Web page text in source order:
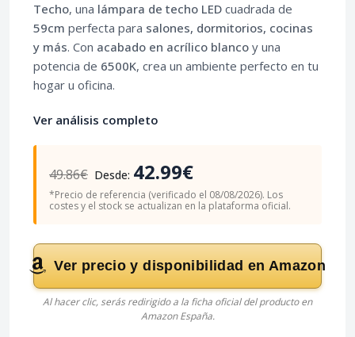
Techo, una lámpara de techo LED cuadrada de
59cm perfecta para salones, dormitorios, cocinas
y más. Con acabado en acrílico blanco y una
potencia de 6500K, crea un ambiente perfecto en tu
hogar u oficina.
Ver análisis completo
49.86€ Desde: 42.99€
*Precio de referencia (verificado el 08/08/2026). Los
costes y el stock se actualizan en la plataforma oficial.
Ver precio y disponibilidad en Amazon
Al hacer clic, serás redirigido a la ficha oficial del producto en
Amazon España.